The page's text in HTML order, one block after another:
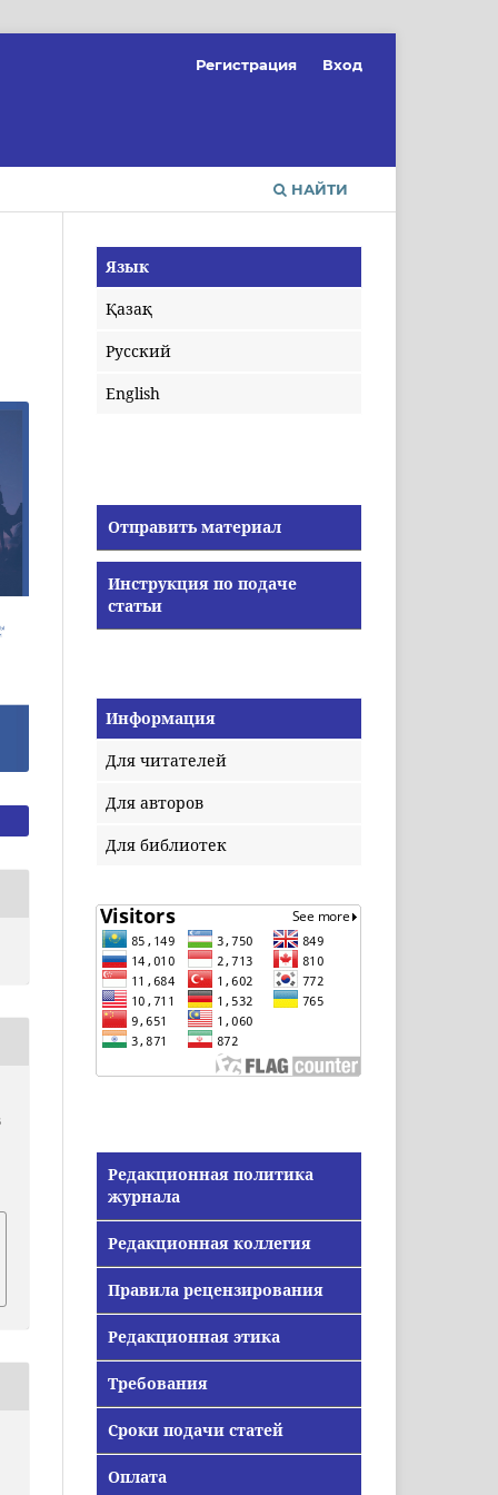
НАЙТИ
Регистрация Вход
Язык
Қазақ
Русский
English
Отправить материал
Инструкция по подаче
статьи
Информация
Для читателей
Для авторов
Для библиотек
Редакционная политика
журнала
Редакционная коллегия
Правила рецензирования
Редакционная этика
Требования
Сроки подачи статей
Оплата